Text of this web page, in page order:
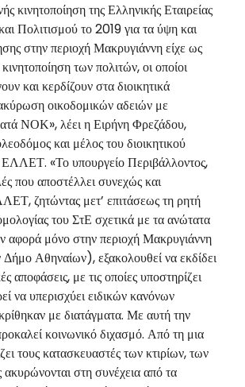
κινητοποίηση της Ελληνικής Εταιρείας
Πολιτισμού το 2019 για τα ύψη και
στην περιοχή Μακρυγιάννη είχε ως
των πολιτών, οι οποίοι
και κερδίζουν στα διοικητικά
οικοδομικών αδειών με
ΝΟΚ», λέει η Ειρήνη Φρεζάδου,
και μέλος του διοικητικού
«Το υπουργείο Περιβάλλοντος,
που αποστέλλει συνεχώς και
ζητώντας μετ’ επιτάσεως τη ρητή
του ΣτΕ σχετικά με τα ανώτατα
αφορά μόνο στην περιοχή Μακρυγιάννη
Αθηναίων), εξακολουθεί να εκδίδει
αποφάσεις, με τις οποίες υποστηρίζει
να υπερισχύει ειδικών κανόνων
με διατάγματα. Με αυτή την
κοινωνικό διχασμό. Από τη μια
τους κατασκευαστές των κτιρίων, των
ακυρώνονται στη συνέχεια από τα